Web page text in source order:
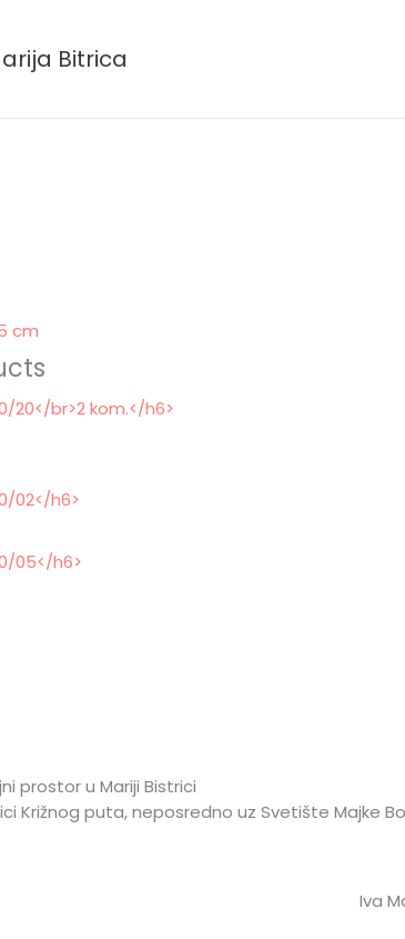
Bitrica
cm
prostor u Mariji Bistrici
Križnog puta, neposredno uz Svetište Majke
Iva